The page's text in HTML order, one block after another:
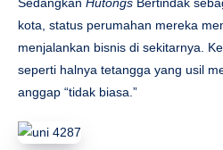
kota, status perumahan mereka
menjalankan bisnis di sekitarnya.
seperti halnya tetangga yang usil
anggap “tidak biasa.”